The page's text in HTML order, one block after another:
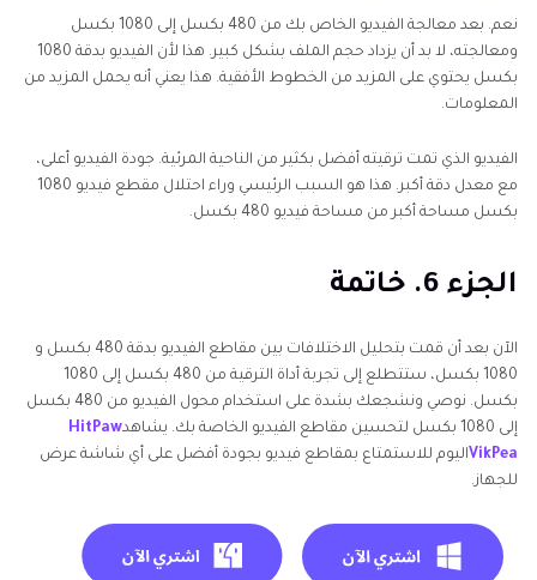
نعم. بعد معالجة الفيديو الخاص بك من 480 بكسل إلى 1080 بكسل
ومعالجته، لا بد أن يزداد حجم الملف بشكل كبير. هذا لأن الفيديو بدقة 1080
بكسل يحتوي على المزيد من الخطوط الأفقية. هذا يعني أنه يحمل المزيد من
المعلومات.
الفيديو الذي تمت ترقيته أفضل بكثير من الناحية المرئية. جودة الفيديو أعلى،
مع معدل دقة أكبر. هذا هو السبب الرئيسي وراء احتلال مقطع فيديو 1080
بكسل مساحة أكبر من مساحة فيديو 480 بكسل.
الجزء 6. خاتمة
الآن بعد أن قمت بتحليل الاختلافات بين مقاطع الفيديو بدقة 480 بكسل و
1080 بكسل، ستتطلع إلى تجربة أداة الترقية من 480 بكسل إلى 1080
بكسل. نوصي ونشجعك بشدة على استخدام محول الفيديو من 480 بكسل
إلى 1080 بكسل لتحسين مقاطع الفيديو الخاصة بك. يشاهد
HitPaw
VikPeaاليوم للاستمتاع بمقاطع فيديو بجودة أفضل على أي شاشة عرض
للجهاز.